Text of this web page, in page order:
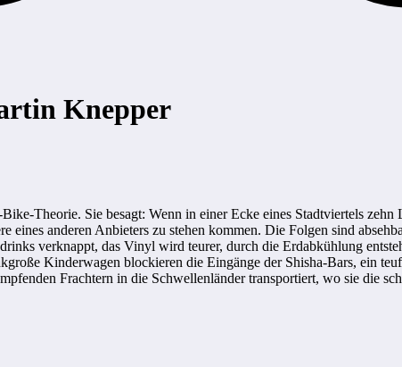
Knepper
Theorie. Sie besagt: Wenn in einer Ecke eines Stadtviertels zehn
eines anderen Anbieters zu stehen kommen. Die Folgen sind
verknappt, das Vinyl wird teurer, durch die Erdabkühlung
Kinderwagen blockieren die Eingänge der Shisha-Bars, ein
Frachtern in die Schwellenländer transportiert, wo sie die